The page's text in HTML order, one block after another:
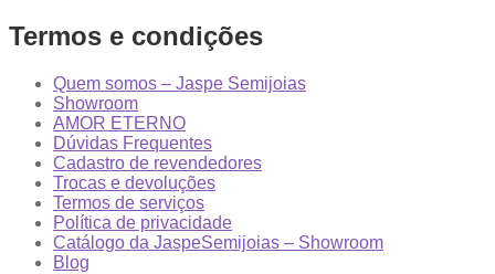
Termos e condições
Quem somos – Jaspe Semijoias
Showroom
AMOR ETERNO
Dúvidas Frequentes
Cadastro de revendedores
Trocas e devoluções
Termos de serviços
Política de privacidade
Catálogo da JaspeSemijoias – Showroom
Blog